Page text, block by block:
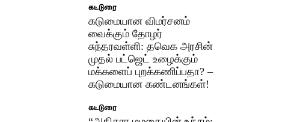
கட்டுரை
கடுமையான விமர்சனம்
வைக்கும் தோழர்
சுந்தரவள்ளி: தவெக அரசின்
முதல் பட்ஜெட் உழைக்கும்
மக்களைப் புறக்கணிப்பதா? –
கடுமையான கண்டனங்கள்!
கட்டுரை